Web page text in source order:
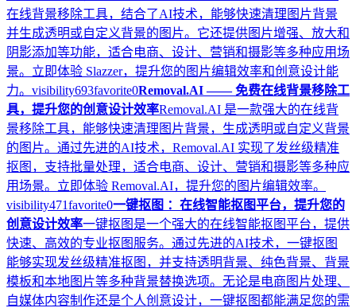
在线背景移除工具，结合了AI技术，能够快速清理图片背景
并生成透明或自定义背景的图片。它还提供图片增强、放大和
阴影添加等功能，适合电商、设计、营销和摄影等多种应用场
景。立即体验 Slazzer，提升您的图片编辑效率和创意设计能
力。 visibility693favorite0Removal.AI —— 免费在线背景移除工
具，提升您的创意设计效率Removal.AI 是一款强大的在线背
景移除工具，能够快速清理图片背景，生成透明或自定义背景
的图片。通过先进的AI技术，Removal.AI 实现了发丝级精准
抠图，支持批量处理，适合电商、设计、营销和摄影等多种应
用场景。立即体验 Removal.AI，提升您的图片编辑效率。
visibility471favorite0一键抠图 ：在线智能抠图平台，提升您的
创意设计效率一键抠图是一个强大的在线智能抠图平台，提供
快速、高效的专业抠图服务。通过先进的AI技术，一键抠图
能够实现发丝级精准抠图，并支持透明背景、纯色背景、背景
模板和本地图片等多种背景替换选项。无论是电商图片处理、
自媒体内容制作还是个人创意设计，一键抠图都能满足您的需